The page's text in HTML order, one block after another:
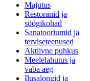
Majutus
Restoranid ja
söögikohad
Sanatooriumid ja
terviseteenused
Aktiivne puhkus
Meelelahutus ja
vaba aeg
Ilusalongid ja